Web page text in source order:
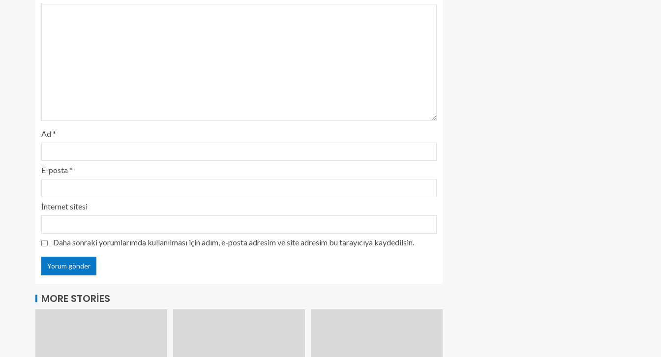
Ad*
E-posta*
İnternet sitesi
Daha sonraki yorumlarımda kullanılması için adım, e-posta adresim ve site adresim bu tarayıcıya kaydedilsin.
MORE STORIES